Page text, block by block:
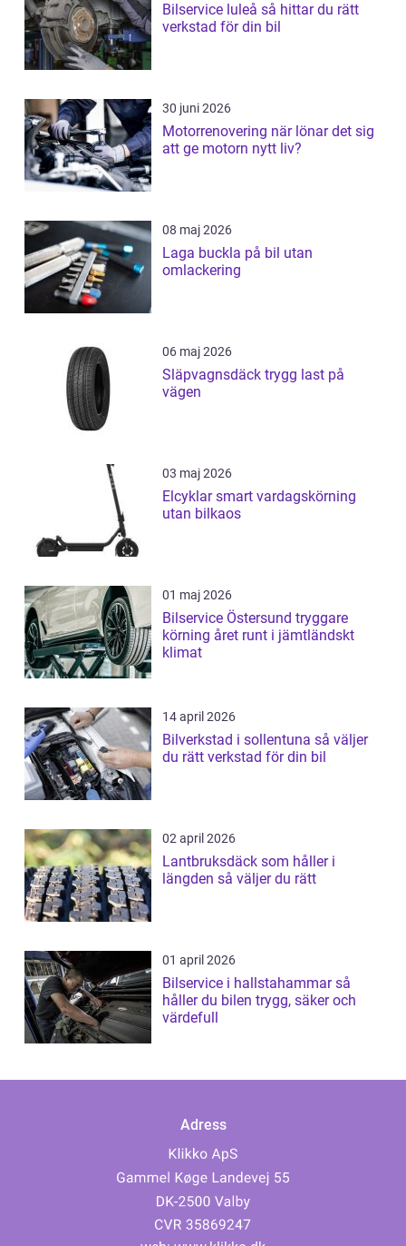
Bilservice luleå så hittar du rätt
verkstad för din bil
30 juni 2026
Motorrenovering när lönar det sig
att ge motorn nytt liv?
08 maj 2026
Laga buckla på bil utan
omlackering
06 maj 2026
Släpvagnsdäck trygg last på
vägen
03 maj 2026
Elcyklar smart vardagskörning
utan bilkaos
01 maj 2026
Bilservice Östersund tryggare
körning året runt i jämtländskt
klimat
14 april 2026
Bilverkstad i sollentuna så väljer
du rätt verkstad för din bil
02 april 2026
Lantbruksdäck som håller i
längden så väljer du rätt
01 april 2026
Bilservice i hallstahammar så
håller du bilen trygg, säker och
värdefull
Adress